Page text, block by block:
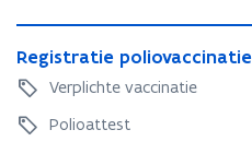
e
e
b
o
o
e
e
b
o
a
n
e
z
w
a
n
g
a
g
e
r
e
w
n
g
e
r
a
t
e
p
n
a
t
i
e
p
e
g
s
Registratie poliovaccinatie
R
e
g
i
Verplichte vaccinatie
Polioattest